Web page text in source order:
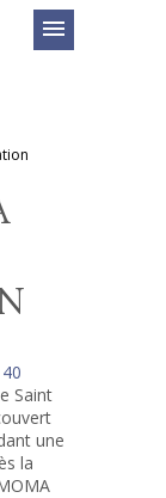
menu
Saint
une
la